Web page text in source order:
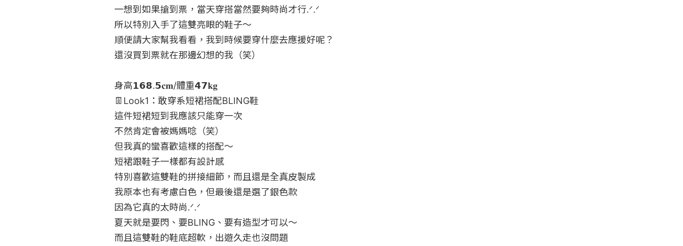
一想到如果搶到票，當天穿搭當然要夠時尚才行.ᐟ.ᐟ
所以特別入手了這雙亮眼的鞋子～
順便請大家幫我看看，我到時候要穿什麼去應援好呢？
還沒買到票就在那邊幻想的我（笑）
身高𝟭𝟲𝟴.𝟱𝐜𝐦/體重𝟰𝟳𝐤𝐠
👖Look1：敢穿系短裙搭配BLING鞋
這件短裙短到我應該只能穿一次
不然肯定會被媽媽唸（笑）
但我真的蠻喜歡這樣的搭配～
短裙跟鞋子一樣都有設計感
特別喜歡這雙鞋的拼接細節，而且還是全真皮製成
我原本也有考慮白色，但最後還是選了銀色款
因為它真的太時尚.ᐟ.ᐟ
夏天就是要閃、要BLING、要有造型才可以～
而且這雙鞋的鞋底超軟，出遊久走也沒問題